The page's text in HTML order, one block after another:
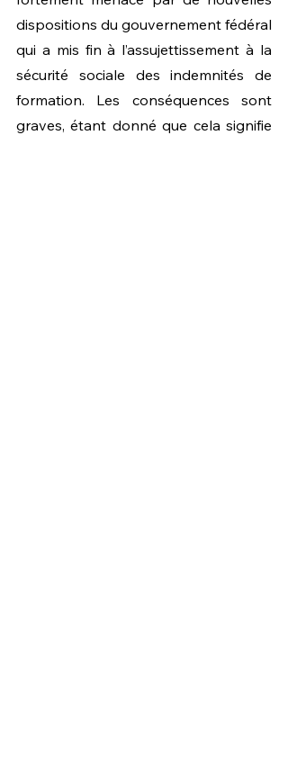
dispositions du gouvernement fédéral
qui a mis fin à l’assujettissement à la
sécurité sociale des indemnités de
formation. Les conséquences sont
graves, étant donné que cela signifie